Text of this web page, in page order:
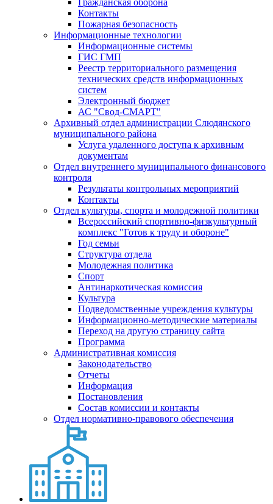
Гражданская оборона
Контакты
Пожарная безопасность
Информационные технологии
Информационные системы
ГИС ГМП
Реестр территориального размещения
технических средств информационных
систем
Электронный бюджет
АС "Свод-СМАРТ"
Архивный отдел администрации Слюдянского
муниципального района
Услуга удаленного доступа к архивным
документам
Отдел внутреннего муниципального финансового
контроля
Результаты контрольных мероприятий
Контакты
Отдел культуры, спорта и молодежной политики
Всероссийский спортивно-физкультурный
комплекс "Готов к труду и обороне"
Год семьи
Структура отдела
Молодежная политика
Спорт
Антинаркотическая комиссия
Культура
Подведомственные учреждения культуры
Информационно-методические материалы
Переход на другую страницу сайта
Программа
Административная комиссия
Законодательство
Отчеты
Информация
Постановления
Состав комиссии и контакты
Отдел нормативно-правового обеспечения